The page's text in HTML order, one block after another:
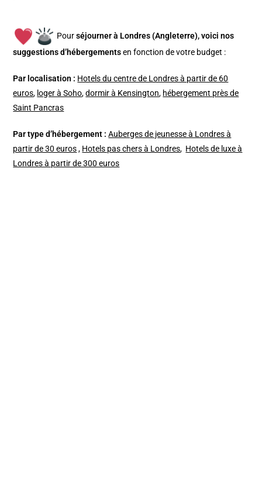
Pourséjourner à Londres (Angleterre), voici nos
suggestions d’hébergements en fonction de votre budget :
Par localisation : Hotels du centre de Londres à partir de 60
euros, loger à Soho,dormir à Kensington, hébergement près de
Saint Pancras
Par type d’hébergement : Auberges de jeunesse à Londres à
partir de 30 euros, Hotels pas chers à Londres, Hotels de luxe à
Londres à partir de 300 euros